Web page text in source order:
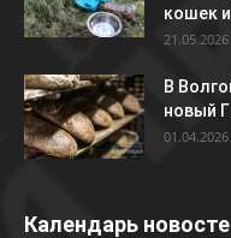
кошек
В
новый
Календарь